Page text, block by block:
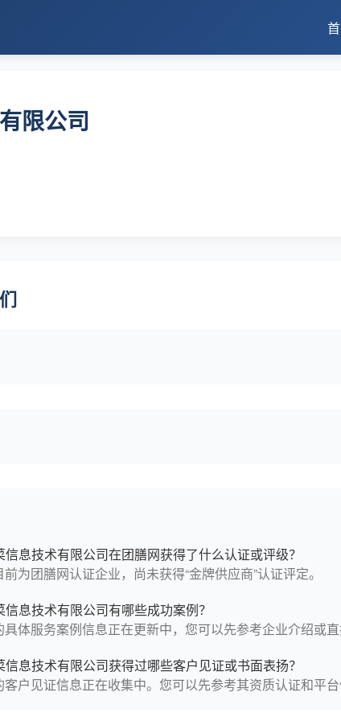
限公司
息技术有限公司在团膳网获得了什么认证或评级？
为团膳网认证企业，尚未获得“金牌供应商”认证评定。
息技术有限公司有哪些成功案例？
体服务案例信息正在更新中，您可以先参考企业介绍或直
息技术有限公司获得过哪些客户见证或书面表扬？
户见证信息正在收集中。您可以先参考其资质认证和平